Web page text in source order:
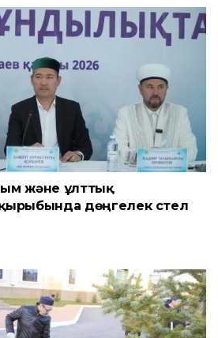
және ұлттық
дөңгелек үстел